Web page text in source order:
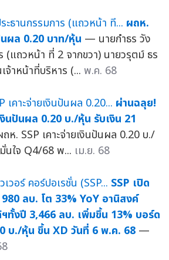
ผถห.
ผล 0.20 บาท/หุ้น — นายกำธร วัง
(แถวหน้า ที่ 2 จากขวา) นายวรุตม์ ธร
จ้าหน้าที่บริหาร (... พ.ค. 68
ผ่านฉลุย!
งินปันผล 0.20 บ./หุ้น รับเงิน 21
. SSP เคาะจ่ายเงินปันผล 0.20 บ./
นใจ Q4/68 พ... เม.ย. 68
SSP เปิด
ลบ. โต 33% YoY อานิสงค์
ทั้งปี 3,466 ลบ. เพิ่มขึ้น 13% บอร์ด
บ./หุ้น ขึ้น XD วันที่ 6 พ.ค. 68 —